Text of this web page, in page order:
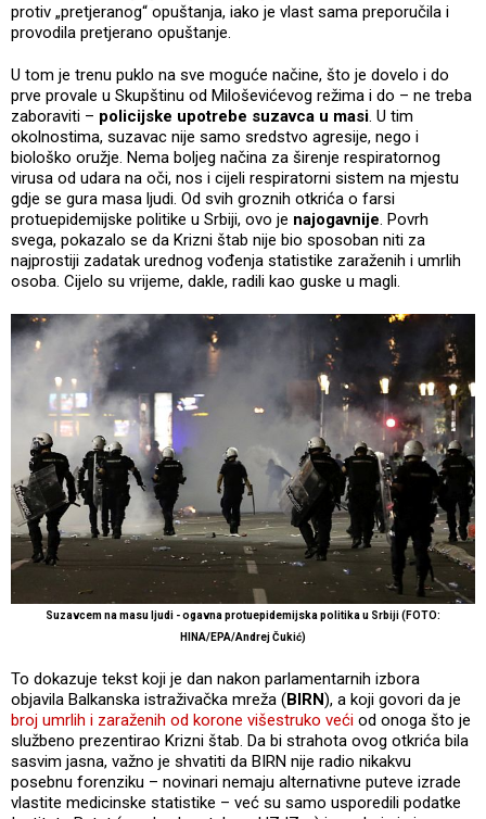
protiv „pretjeranog“ opuštanja, iako je vlast sama preporučila i
provodila pretjerano opuštanje.
U tom je trenu puklo na sve moguće načine, što je dovelo i do
prve provale u Skupštinu od Miloševićevog režima i do – ne treba
zaboraviti – policijske upotrebe suzavca u masi. U tim
okolnostima, suzavac nije samo sredstvo agresije, nego i
biološko oružje. Nema boljeg načina za širenje respiratornog
virusa od udara na oči, nos i cijeli respiratorni sistem na mjestu
gdje se gura masa ljudi. Od svih groznih otkrića o farsi
protuepidemijske politike u Srbiji, ovo je najogavnije. Povrh
svega, pokazalo se da Krizni štab nije bio sposoban niti za
najprostiji zadatak urednog vođenja statistike zaraženih i umrlih
osoba. Cijelo su vrijeme, dakle, radili kao guske u magli.
Suzavcem na masu ljudi - ogavna protuepidemijska politika u Srbiji (FOTO:
HINA/EPA/Andrej Čukić)
To dokazuje tekst koji je dan nakon parlamentarnih izbora
objavila Balkanska istraživačka mreža (BIRN), a koji govori da je
broj umrlih i zaraženih od korone višestruko veći od onoga što je
službeno prezentirao Krizni štab. Da bi strahota ovog otkrića bila
sasvim jasna, važno je shvatiti da BIRN nije radio nikakvu
posebnu forenziku – novinari nemaju alternativne puteve izrade
vlastite medicinske statistike – već su samo usporedili podatke